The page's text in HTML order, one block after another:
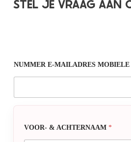
STEL JE VRAAG AAN
NUMMER E-MAILADRES MOBIELE
VOOR- & ACHTERNAAM*